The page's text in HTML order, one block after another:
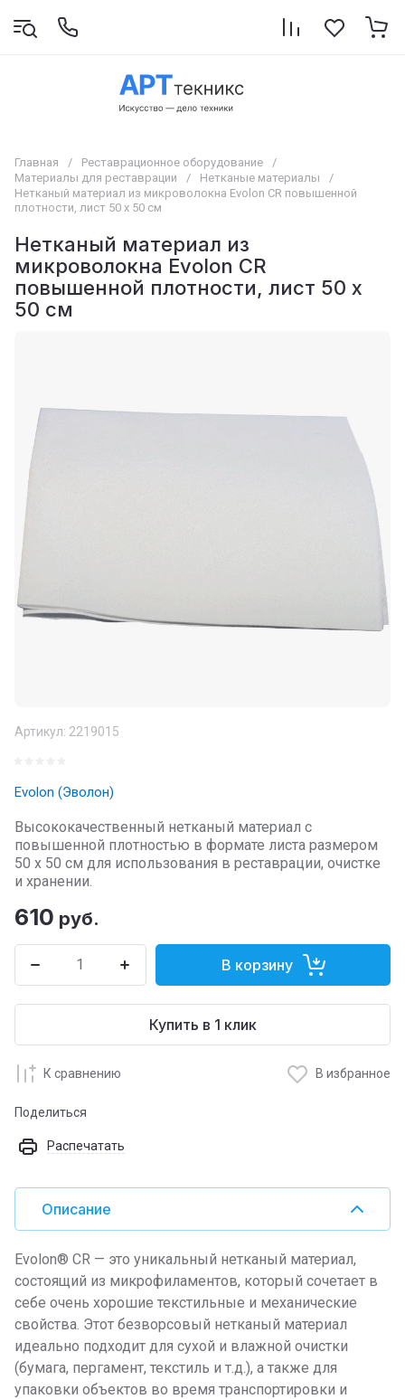
Главная / Реставрационное оборудование
/
Материалы для реставрации
/ Нетканые материалы
/
Нетканый материал из микроволокна Evolon CR повышенной
плотности, лист 50 x 50 см
Нетканый материал из
микроволокна Evolon CR
повышенной плотности, лист 50 x
50 см
Артикул: 2219015
Evolon (Эволон)
Высококачественный нетканый материал с
повышенной плотностью в формате листа размером
50 x 50 см для использования в реставрации, очистке
и хранении.
610 руб.
В корзину
Купить в 1 клик
К сравнению В избранное
Поделиться
Распечатать
Описание
Evolon® CR — это уникальный нетканый материал,
состоящий из микрофиламентов, который сочетает в
себе очень хорошие текстильные и механические
свойства. Этот безворсовый нетканый материал
идеально подходит для сухой и влажной очистки
(бумага, пергамент, текстиль и т.д.), а также для
упаковки объектов во время транспортировки и